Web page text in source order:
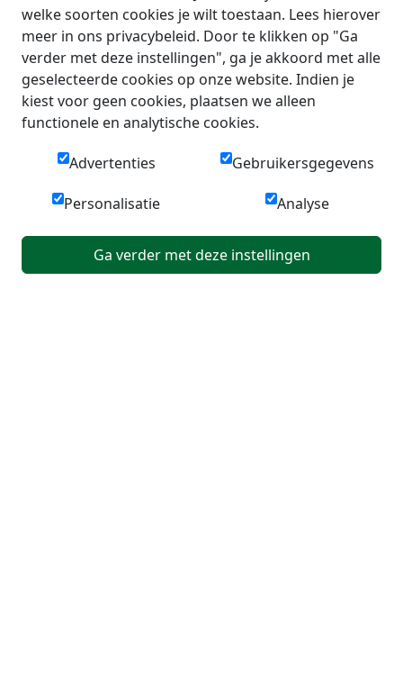
welke soorten cookies je wilt toestaan. Lees hierover
meer in ons privacybeleid. Door te klikken op "Ga
verder met deze instellingen", ga je akkoord met alle
geselecteerde cookies op onze website. Indien je
kiest voor geen cookies, plaatsen we alleen
functionele en analytische cookies.
Advertenties Gebruikersgegevens
Personalisatie Analyse
Ga verder met deze instellingen